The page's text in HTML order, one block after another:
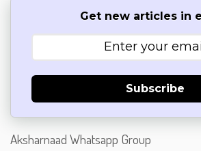
Get new articles in
Subscribe
Aksharnaad Whatsapp Group